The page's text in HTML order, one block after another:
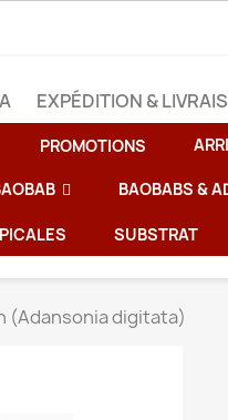
EXPÉDITION &
PROMOTIONS
BAOBABS &
SUBSTRAT
(Adansonia digitata)